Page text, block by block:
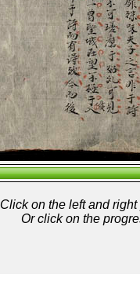
Click on the left and
Or click on the